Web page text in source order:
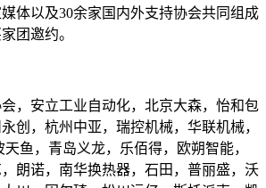
体以及30余家国内外支持协会共同组成
团邀约。
，安立工业自动化，北京大森，怡和包
创，杭州中亚，瑞控机械，华联机械，
鱼，青岛义龙，乐佰得，欧朔智能，
朗诺，南华换热器，石田，普丽盛，沃